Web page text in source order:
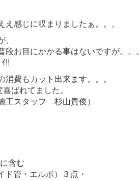
感じに収まりましたぁ。。。
お目にかかる事はないですが。。。
!!
費もカット出来ます。。。
ばれてました。
工スタッフ 杉山貴俊）
含む
管・エルボ）３点・